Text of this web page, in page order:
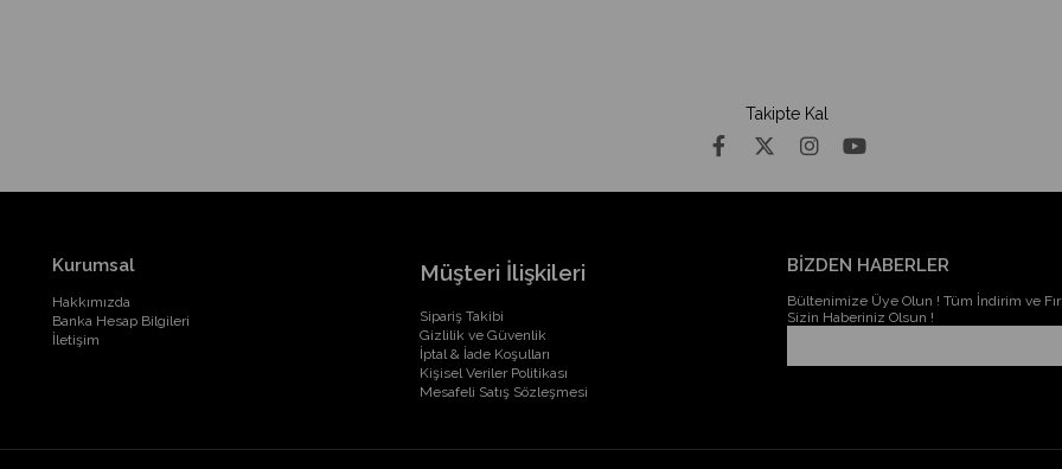
Takipte Kal
Kurumsal
Hakkımızda
Banka Hesap Bilgileri
İletişim
Müşteri İlişkileri
Sipariş Takibi
Gizlilik ve Güvenlik
İptal & İade Koşulları
Kişisel Veriler Politikası
Mesafeli Satış Sözleşmesi
BİZDEN HABERLER
Bültenimize Üye Olun ! Tüm İndirim ve
Sizin Haberiniz Olsun !